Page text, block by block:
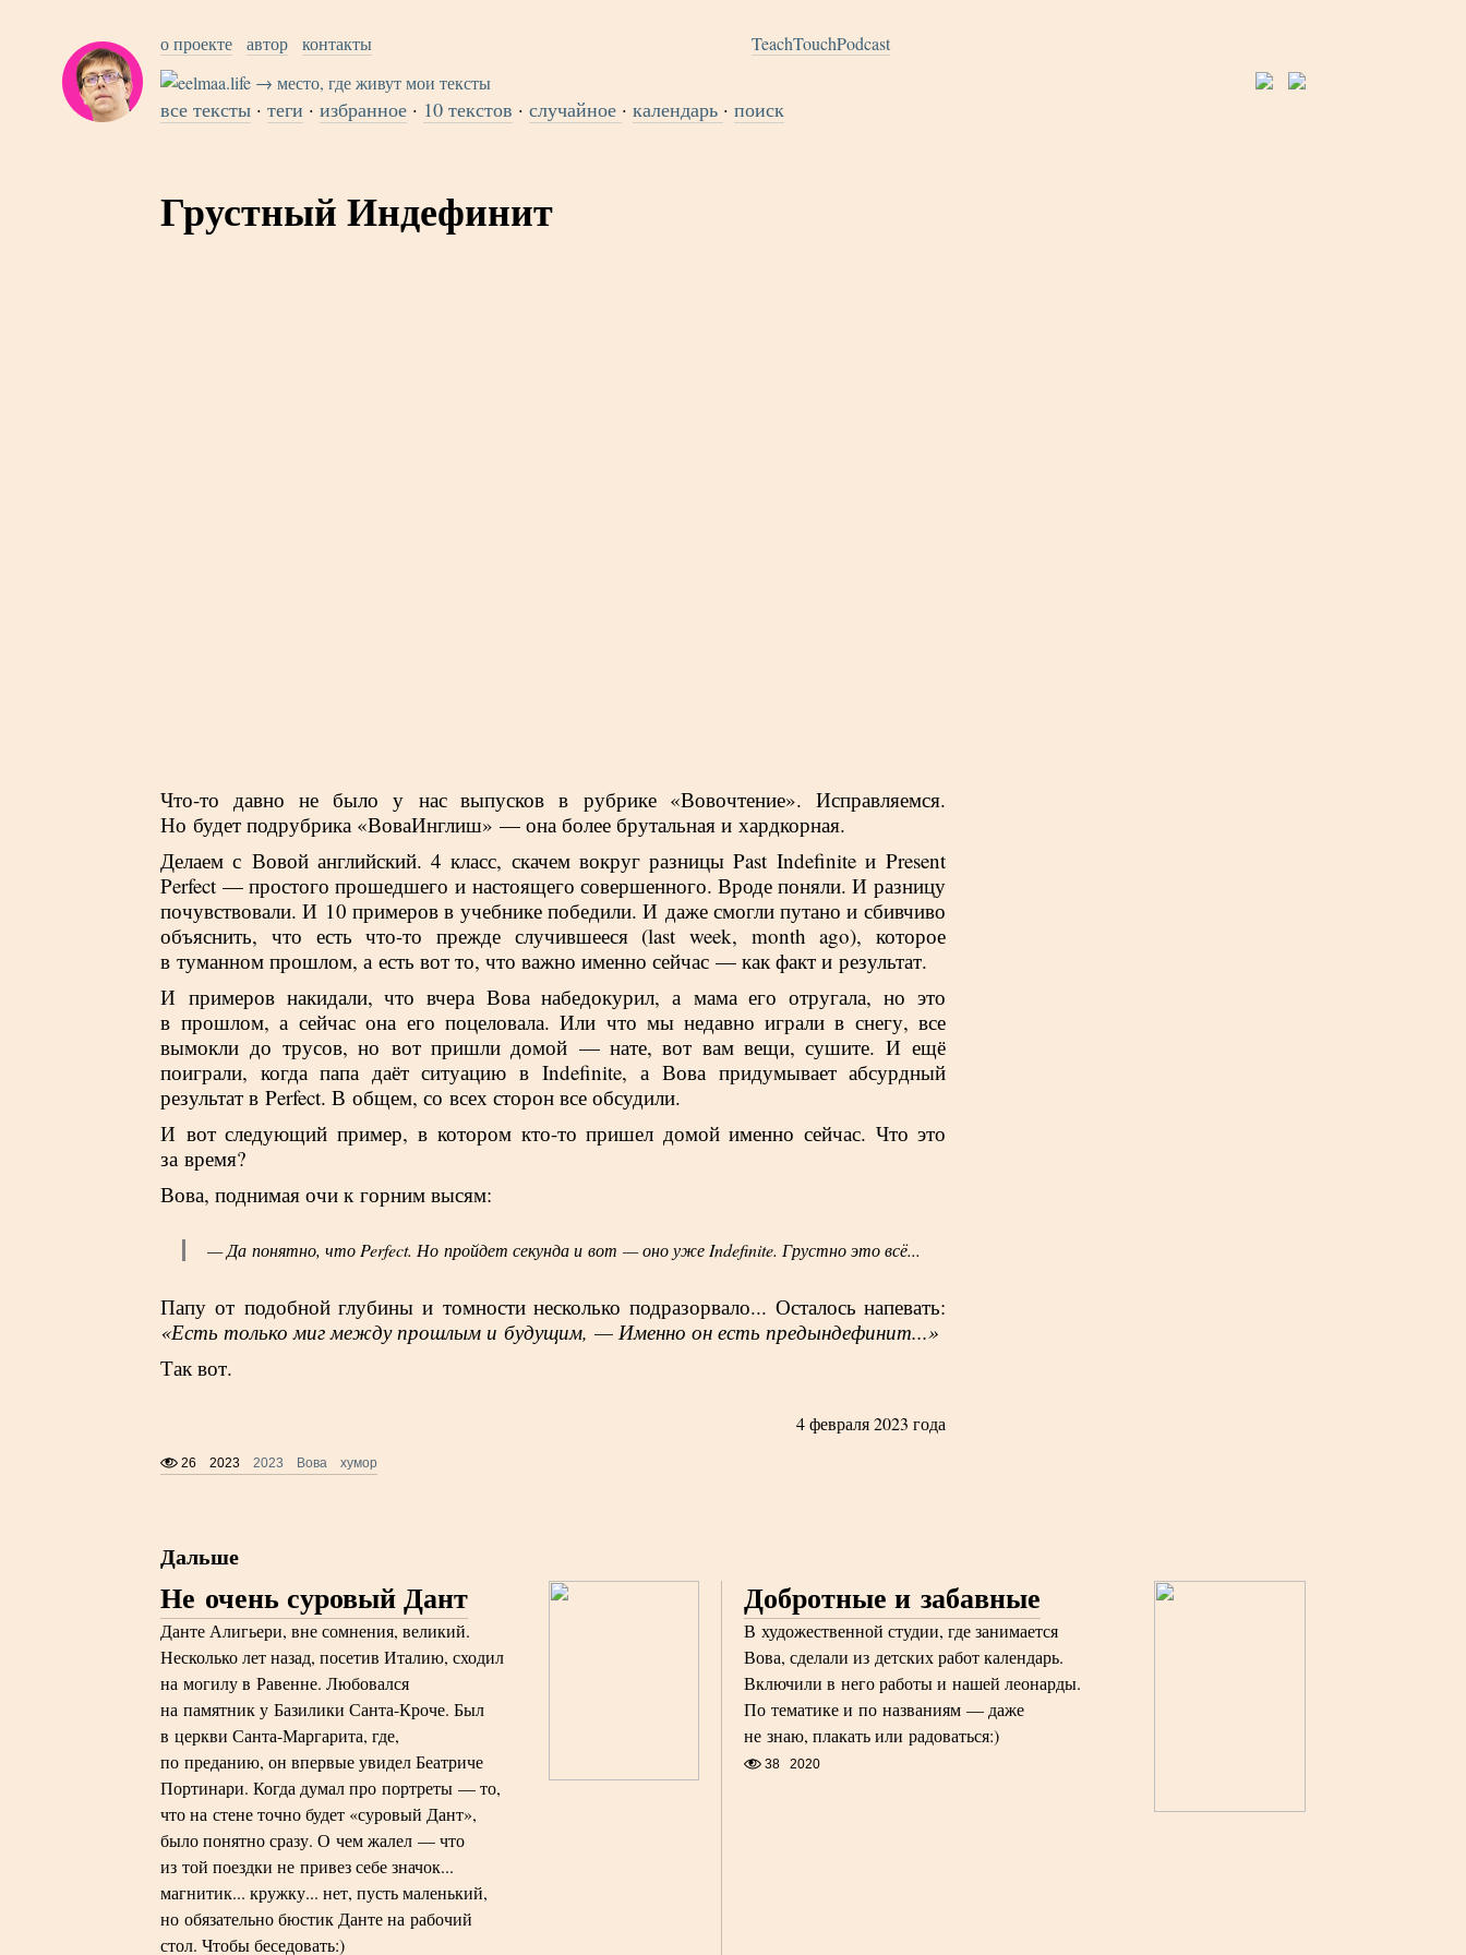
о проекте автор контакты TeachTouchPodcast
все тексты ·теги ·избранное · 10 текстов ·случайное ·календарь ·поиск
Грустный Индефинит
Что-то давно не было у нас выпусков в рубрике «Вовочтение». Исправляемся.
Но будет подрубрика «ВоваИнглиш» — она более брутальная и хардкорная.
Делаем с Вовой английский. 4 класс, скачем вокруг разницы Past Indefinite и Present
Perfect — простого прошедшего и настоящего совершенного. Вроде поняли. И разницу
почувствовали. И 10 примеров в учебнике победили. И даже смогли путано и сбивчиво
объяснить, что есть что-то прежде случившееся (last week, month ago), которое
в туманном прошлом, а есть вот то, что важно именно сейчас — как факт и результат.
И примеров накидали, что вчера Вова набедокурил, а мама его отругала, но это
в прошлом, а сейчас она его поцеловала. Или что мы недавно играли в снегу, все
вымокли до трусов, но вот пришли домой — нате, вот вам вещи, сушите. И ещё
поиграли, когда папа даёт ситуацию в Indefinite, а Вова придумывает абсурдный
результат в Perfect. В общем, со всех сторон все обсудили.
И вот следующий пример, в котором кто-то пришел домой именно сейчас. Что это
за время?
Вова, поднимая очи к горним высям:
— Да понятно, что Perfect. Но пройдет секунда и вот — оно уже Indefinite. Грустно это всё...
Папу от подобной глубины и томности несколько подразорвало... Осталось напевать:
«Есть только миг между прошлым и будущим, — Именно он есть предындефинит...»
Так вот.
4 февраля 2023 года
26 2023 2023 Вова хумор
Дальше
Не очень суровый Дант
Данте Алигьери, вне сомнения, великий.
Несколько лет назад, посетив Италию, сходил
на могилу в Равенне. Любовался
на памятник у Базилики Санта-Кроче. Был
в церкви Санта-Маргарита, где,
по преданию, он впервые увидел Беатриче
Портинари. Когда думал про портреты — то,
что на стене точно будет «суровый Дант»,
было понятно сразу. О чем жалел — что
из той поездки не привез себе значок...
магнитик... кружку... нет, пусть маленький,
но обязательно бюстик Данте на рабочий
стол. Чтобы беседовать:)
Добротные и забавные
В художественной студии, где занимается
Вова, сделали из детских работ календарь.
Включили в него работы и нашей леонарды.
По тематике и по названиям — даже
не знаю, плакать или радоваться:)
38 2020